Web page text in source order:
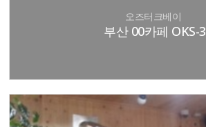
오즈터크베이
부산 00카페 OKS-3